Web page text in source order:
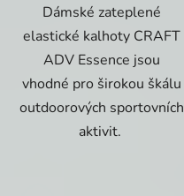
Dámské zateplené
elastické kalhoty CRAFT
ADV Essence jsou
vhodné pro širokou škálu
outdoorových sportovních
aktivit.